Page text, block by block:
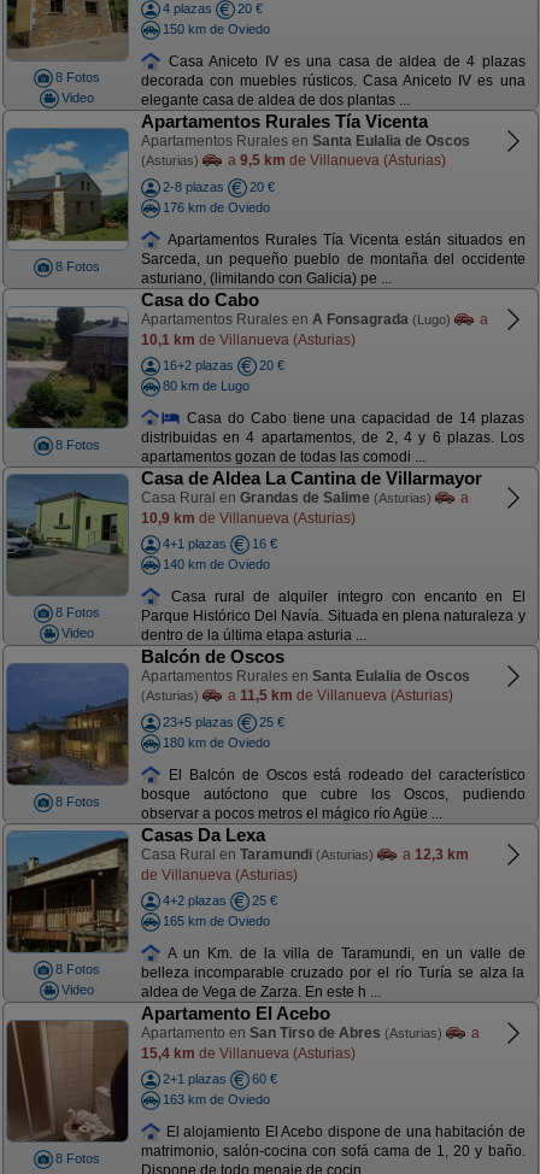
8 Fotos
Video
4 plazas
20 €
150 km de Oviedo
Casa Aniceto IV es una casa de aldea de 4 plazas
decorada con muebles rústicos. Casa Aniceto IV es una
elegante casa de aldea de dos plantas ...
8 Fotos
Apartamentos Rurales Tía Vicenta
Apartamentos Rurales en Santa Eulalia de Oscos
(Asturias) a 9,5 km de Villanueva (Asturias)
2-8 plazas
20 €
176 km de Oviedo
Apartamentos Rurales Tía Vicenta están situados en
Sarceda, un pequeño pueblo de montaña del occidente
asturiano, (limitando con Galicia) pe ...
8 Fotos
Casa do Cabo
Apartamentos Rurales en A Fonsagrada (Lugo)
a
10,1 km de Villanueva (Asturias)
16+2 plazas
20 €
80 km de Lugo
Casa do Cabo tiene una capacidad de 14 plazas
distribuidas en 4 apartamentos, de 2, 4 y 6 plazas. Los
apartamentos gozan de todas las comodi ...
8 Fotos
Video
Casa de Aldea La Cantina de Villarmayor
Casa Rural en Grandas de Salime (Asturias)
a
10,9 km de Villanueva (Asturias)
4+1 plazas
16 €
140 km de Oviedo
Casa rural de alquiler integro con encanto en El
Parque Histórico Del Navía. Situada en plena naturaleza y
dentro de la última etapa asturia ...
8 Fotos
Balcón de Oscos
Apartamentos Rurales en Santa Eulalia de Oscos
(Asturias) a 11,5 km de Villanueva (Asturias)
23+5 plazas
25 €
180 km de Oviedo
El Balcón de Oscos está rodeado del característico
bosque autóctono que cubre los Oscos, pudiendo
observar a pocos metros el mágico río Agüe ...
8 Fotos
Video
Casas Da Lexa
Casa Rural en Taramundi (Asturias) a 12,3 km
de Villanueva (Asturias)
4+2 plazas
25 €
165 km de Oviedo
A un Km. de la villa de Taramundi, en un valle de
belleza incomparable cruzado por el río Turía se alza la
aldea de Vega de Zarza. En este h ...
8 Fotos
Apartamento El Acebo
Apartamento en San Tirso de Abres (Asturias)
a
15,4 km de Villanueva (Asturias)
2+1 plazas
60 €
163 km de Oviedo
El alojamiento El Acebo dispone de una habitación de
matrimonio, salón-cocina con sofá cama de 1, 20 y baño.